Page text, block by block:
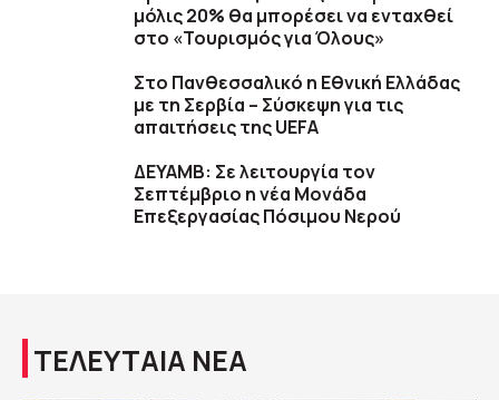
μόλις 20% θα μπορέσει να ενταχθεί
στο «Τουρισμός για Όλους»
Στο Πανθεσσαλικό η Εθνική Ελλάδας
με τη Σερβία – Σύσκεψη για τις
απαιτήσεις της UEFA
ΔΕΥΑΜΒ: Σε λειτουργία τον
Σεπτέμβριο η νέα Μονάδα
Επεξεργασίας Πόσιμου Νερού
ΤΕΛΕΥΤΑΙΑ ΝΕΑ